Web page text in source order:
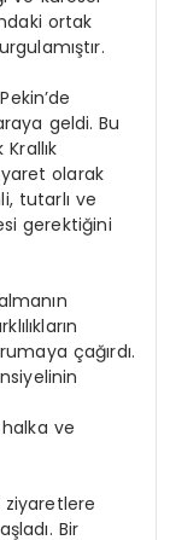
ortak
geldi. Bu
olarak
tutarlı ve
gerektiğini
çağırdı.
ve
ziyaretlere
Bir